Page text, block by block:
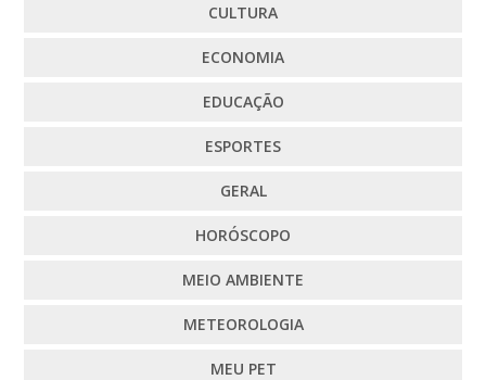
CULTURA
ECONOMIA
EDUCAÇÃO
ESPORTES
GERAL
HORÓSCOPO
MEIO AMBIENTE
METEOROLOGIA
MEU PET